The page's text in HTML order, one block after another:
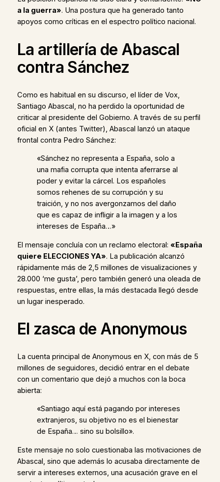
a la guerra». Una postura que ha generado tanto
apoyos como críticas en el espectro político nacional.
La artillería de Abascal
contra Sánchez
Como es habitual en su discurso, el líder de Vox,
Santiago Abascal, no ha perdido la oportunidad de
criticar al presidente del Gobierno. A través de su perfil
oficial en X (antes Twitter), Abascal lanzó un ataque
frontal contra Pedro Sánchez:
«Sánchez no representa a España, solo a
una mafia corrupta que intenta aferrarse al
poder y evitar la cárcel. Los españoles
somos rehenes de su corrupción y su
traición, y no nos avergonzamos del daño
que es capaz de infligir a la imagen y a los
intereses de España…»
El mensaje concluía con un reclamo electoral: «España
quiere ELECCIONES YA». La publicación alcanzó
rápidamente más de 2,5 millones de visualizaciones y
28.000 ‘me gusta’, pero también generó una oleada de
respuestas, entre ellas, la más destacada llegó desde
un lugar inesperado.
El zasca de Anonymous
La cuenta principal de Anonymous en X, con más de 5
millones de seguidores, decidió entrar en el debate
con un comentario que dejó a muchos con la boca
abierta:
«Santiago aquí está pagando por intereses
extranjeros, su objetivo no es el bienestar
de España… sino su bolsillo».
Este mensaje no solo cuestionaba las motivaciones de
Abascal, sino que además lo acusaba directamente de
servir a intereses externos, una acusación grave en el